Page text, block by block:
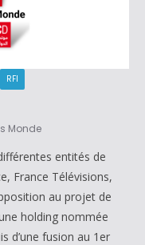
RFI
Monde
entités de
France Télévisions,
au projet de
holding nommée
d’une fusion au 1er